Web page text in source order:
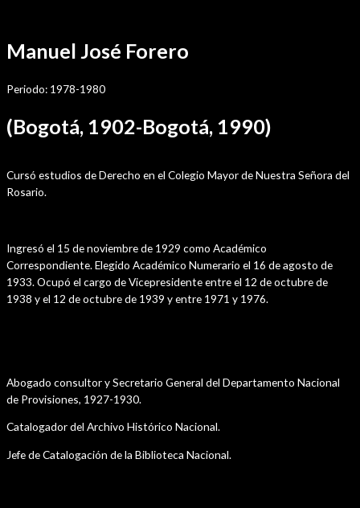
contenido
Manuel José Forero
Periodo: 1978-1980
(Bogotá, 1902-Bogotá, 1990)
Cursó estudios de Derecho en el Colegio Mayor de Nuestra Señora del
Rosario.
Ingresó el 15 de noviembre de 1929 como Académico
Correspondiente. Elegido Académico Numerario el 16 de agosto de
1933. Ocupó el cargo de Vicepresidente entre el 12 de octubre de
1938 y el 12 de octubre de 1939 y entre 1971 y 1976.
Abogado consultor y Secretario General del Departamento Nacional
de Provisiones, 1927-1930.
Catalogador del Archivo Histórico Nacional.
Jefe de Catalogación de la Biblioteca Nacional.